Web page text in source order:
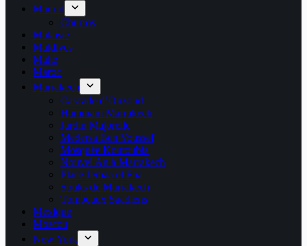
Madrid
Churros
Malaisie
Maldives
Malte
Maroc
Marrakech
Cascade d’Ouzoud
Hammam Marrakech
Jardin Majorelle
Medersa Ben Youssef
Mosquée Koutoubia
Nouvel An à Marrakech
Place Jemaa el Fna
Souks de Marrakech
Tombeaux Saadiens
Mexique
Moscou
New York